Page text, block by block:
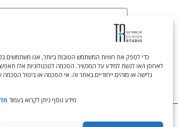
לאחסן ו/או לגשת למידע על המכשיר. הסכמה לטכנולוגיות אלו
גלישה או מזהים ייחודיים באתר זה. אי הסכמה או ביטול
מידע נוסף ניתן לקרוא בעמוד